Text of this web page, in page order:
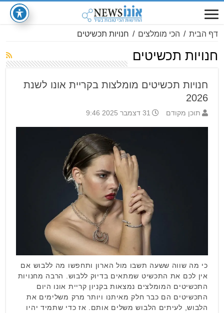
דף הבית / הכי מומלצים / חנויות תכשיטים
חנויות תכשיטים
חנויות תכשיטים מומלצות בקריית אונו לשנת
2026
תוכן מקודם 31 דצמבר 2025 9:46
כי מה שווה ששעה תשבו מול הארון ותחפשו מה ללבוש אם
אין לכם את התכשיט שמתאים בדיוק ללבוש. הרבה מחנויות
התכשיטים המומלצים נמצאות בקניון קריית אונו היום
התכשיטים הם כבר חלק מאיתנו ויותר מרק משלימים את
הלבוש, לעיתים הלבוש משלים אותם. אז כדי שתמיד יהיו